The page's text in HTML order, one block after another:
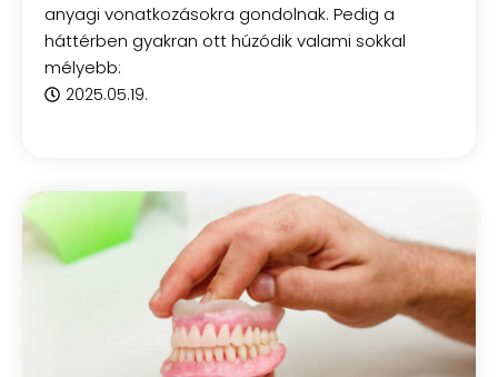
anyagi vonatkozásokra gondolnak. Pedig a
háttérben gyakran ott húzódik valami sokkal
mélyebb:
2025.05.19.